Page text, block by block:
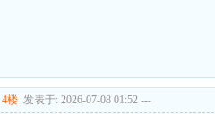
4楼 发表于: 2026-07-08 01:52 ---